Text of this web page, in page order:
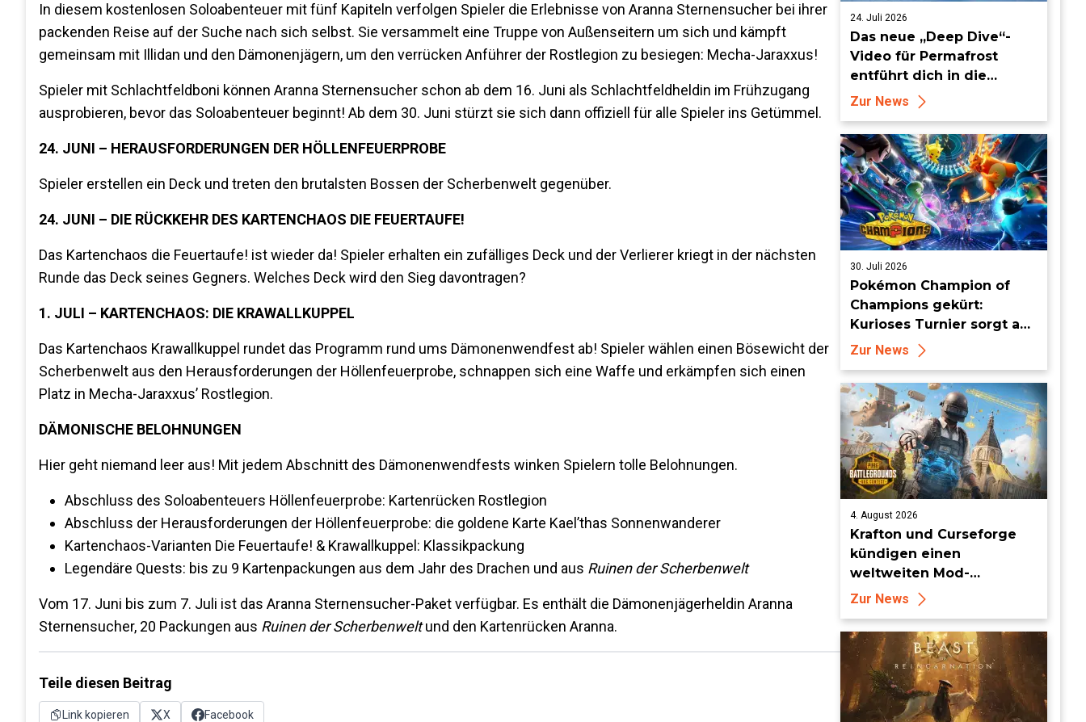
In diesem kostenlosen Soloabenteuer mit fünf Kapiteln verfolgen Spieler die Erlebnisse von Aranna Sternensucher bei ihrer
packenden Reise auf der Suche nach sich selbst. Sie versammelt eine Truppe von Außenseitern um sich und kämpft
gemeinsam mit Illidan und den Dämonenjägern, um den verrücken Anführer der Rostlegion zu besiegen: Mecha-Jaraxxus!
Spieler mit Schlachtfeldboni können Aranna Sternensucher schon ab dem 16. Juni als Schlachtfeldheldin im Frühzugang
ausprobieren, bevor das Soloabenteuer beginnt! Ab dem 30. Juni stürzt sie sich dann offiziell für alle Spieler ins Getümmel.
24. JUNI – HERAUSFORDERUNGEN DER HÖLLENFEUERPROBE
Spieler erstellen ein Deck und treten den brutalsten Bossen der Scherbenwelt gegenüber.
24. JUNI – DIE RÜCKKEHR DES KARTENCHAOS DIE FEUERTAUFE!
Das Kartenchaos die Feuertaufe! ist wieder da! Spieler erhalten ein zufälliges Deck und der Verlierer kriegt in der nächsten
Runde das Deck seines Gegners. Welches Deck wird den Sieg davontragen?
1. JULI – KARTENCHAOS: DIE KRAWALLKUPPEL
Das Kartenchaos Krawallkuppel rundet das Programm rund ums Dämonenwendfest ab! Spieler wählen einen Bösewicht der
Scherbenwelt aus den Herausforderungen der Höllenfeuerprobe, schnappen sich eine Waffe und erkämpfen sich einen
Platz in Mecha-Jaraxxus’ Rostlegion.
DÄMONISCHE BELOHNUNGEN
Hier geht niemand leer aus! Mit jedem Abschnitt des Dämonenwendfests winken Spielern tolle Belohnungen.
Abschluss des Soloabenteuers Höllenfeuerprobe: Kartenrücken Rostlegion
Abschluss der Herausforderungen der Höllenfeuerprobe: die goldene Karte Kael’thas Sonnenwanderer
Kartenchaos-Varianten Die Feuertaufe! & Krawallkuppel: Klassikpackung
Legendäre Quests: bis zu 9 Kartenpackungen aus dem Jahr des Drachen und aus Ruinen der Scherbenwelt
Vom 17. Juni bis zum 7. Juli ist das Aranna Sternensucher-Paket verfügbar. Es enthält die Dämonenjägerheldin Aranna
Sternensucher, 20 Packungen aus Ruinen der Scherbenweltund den Kartenrücken Aranna.
Teile diesen Beitrag
Link kopieren X Facebook
24. Juli 2026
Das neue „Deep Dive“-
Video für Permafrost
entführt dich in die
erbarmungslose weiße
Zur News
30. Juli 2026
Pokémon Champion of
Champions gekürt:
Kurioses Turnier sorgt auf
Londoner Bühne für
Zur News
4. August 2026
Krafton und Curseforge
kündigen einen
weltweiten Mod-
Wettbewerb mit einem
Preisgeld von 95.000 US-
Dollar an
Zur News